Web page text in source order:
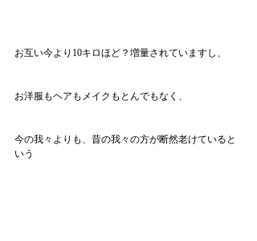
お互い今より10キロほど？増量されていますし、
お洋服もヘアもメイクもとんでもなく、
今の我々よりも、昔の我々の方が断然老けていると
いう